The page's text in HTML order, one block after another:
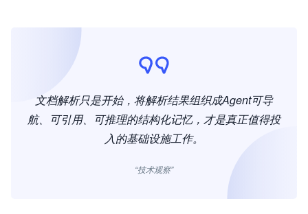
文档解析只是开始，将解析结果组织成Agent可导
航、可引用、可推理的结构化记忆，才是真正值得投
入的基础设施工作。
“技术观察”